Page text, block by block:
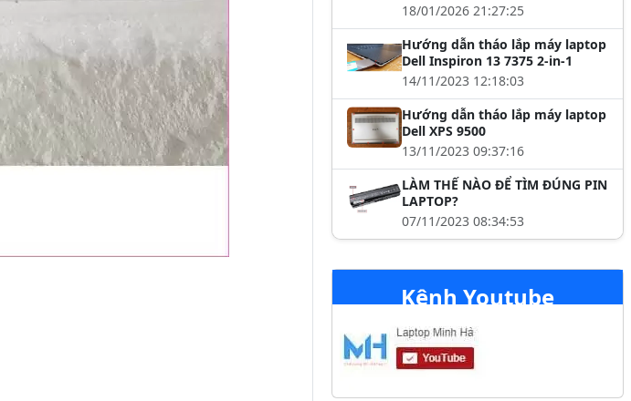
18/01/2026 21:27:25
Hướng dẫn tháo lắp máy laptop
Dell Inspiron 13 7375 2-in-1
14/11/2023 12:18:03
Hướng dẫn tháo lắp máy laptop
Dell XPS 9500
13/11/2023 09:37:16
LÀM THẾ NÀO ĐỂ TÌM ĐÚNG PIN
LAPTOP?
07/11/2023 08:34:53
Kênh Youtube